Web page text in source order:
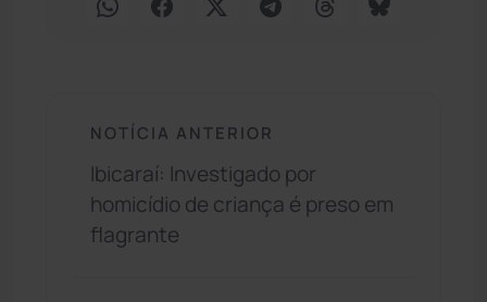
NOTÍCIA ANTERIOR
Ibicaraí: Investigado por
homicídio de criança é preso em
flagrante